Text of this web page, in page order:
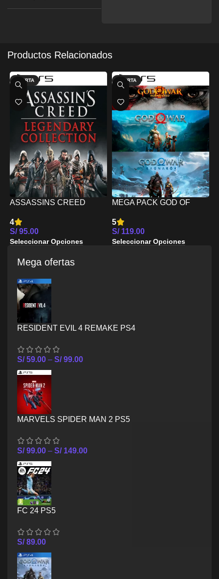
Productos Relacionados
OFERTA
ASSASSINS CREED
COLLECTION PS5
4
S/95.00
Seleccionar Opciones
OFERTA
MEGA PACK GOD OF
5
S/119.00
Seleccionar Opciones
Mega ofertas
RESIDENT EVIL 4 REMAKE PS4
S/59.00 – S/99.00
MARVELS SPIDER MAN 2 PS5
S/99.00 – S/149.00
FC 24 PS5
S/89.00